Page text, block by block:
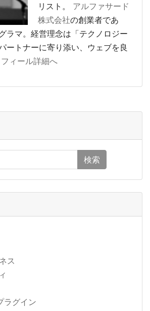
リスト。 アルファサード
株式会社の創業者であ
ラマ。経営理念は「テクノロジー
ートナーに寄り添い、ウェブを良
ィール詳細へ
検索
ス
ラグイン